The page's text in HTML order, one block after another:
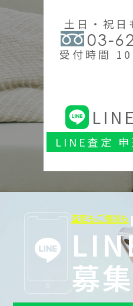
土日・祝日
03-
受付時間
LINE査定 申
査定もご相談も
募